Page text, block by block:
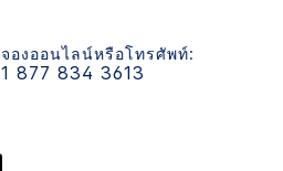
จองออนไลน์หรือโทรศัพท์:
1 877 834 3613